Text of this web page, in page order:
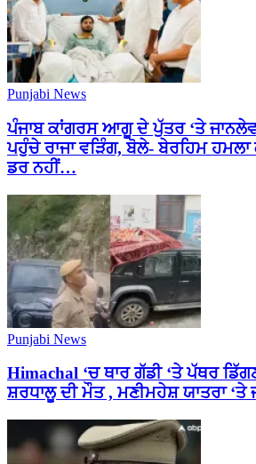
Punjabi News
ਪੰਜਾਬ ਕਾਂਗਰਸ ਆਗੂ ਦੇ ਪੁੱਤਰ ‘ਤੇ
ਪਹੁੰਚੇ ਰਾਜਾ ਵੜਿੰਗ, ਬੋਲੇ- ਬੇਰਹਿਮ ਹਮਲਾ
ਡਰ ਨਹੀਂ…
Punjabi News
Himachal ‘ਚ ਥਾਰ ਗੱਡੀ ‘ਤੇ ਪੱਥਰ
ਸ਼ਰਧਾਲੂ ਦੀ ਮੌਤ , ਮਣੀਮਹੇਸ਼ ਯਾਤਰਾ